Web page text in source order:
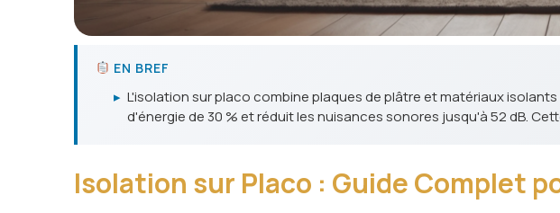
EN BREF
▸ L'isolation sur placo combine plaques de plâtre et matériaux
d'énergie de 30 % et réduit les nuisances sonores jusqu'à 52 dB.
Isolation sur Placo : Guide Complet